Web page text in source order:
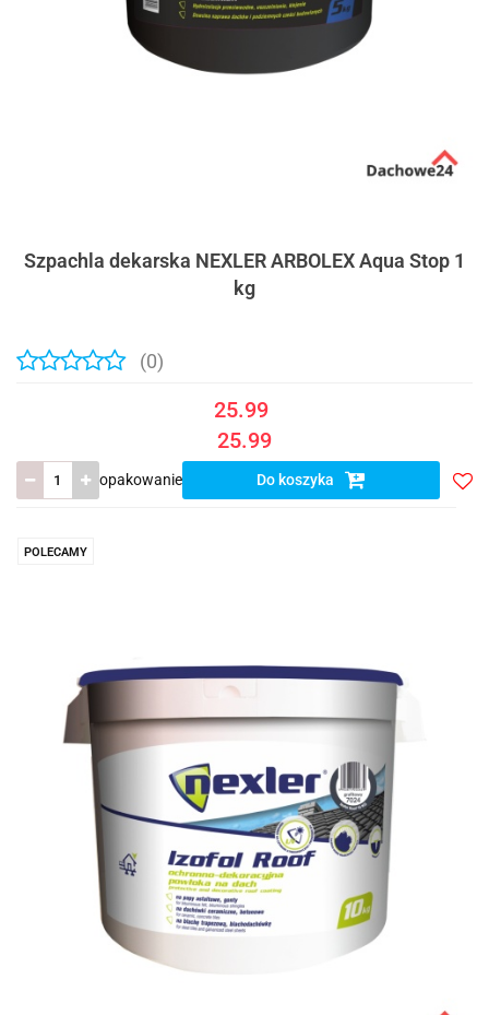
Szpachla dekarska NEXLER ARBOLEX Aqua Stop 1
kg
(0)
25.99
25.99
opakowanie Do koszyka
POLECAMY